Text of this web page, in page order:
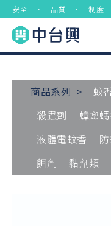
安全 ． 品質 ． 制度
商品系列 > 蚊
殺蟲劑
蟑螂
液體電蚊香
餌劑
黏劑類